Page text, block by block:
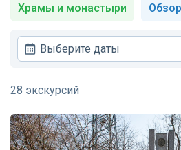
Храмы и монастыри
Выберите даты